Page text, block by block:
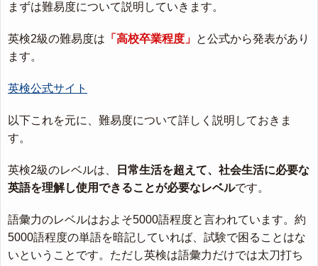
まずは難易度について説明していきます。
英検2級の難易度は 「高校卒業程度」 と公式から発表があり
ます。
英検公式サイト
以下これを元に、難易度について詳しく説明しておきま
す。
英検2級のレベルは、
日常生活を超えて、社会生活に必要な
英語を理解し使用できることが必要なレベルです。
語彙力のレベルはおよそ5000語程度と言われています。約
5000語程度の単語を暗記していれば、試験で困ることはな
いということです。ただし英検は語彙力だけでは太刀打ち